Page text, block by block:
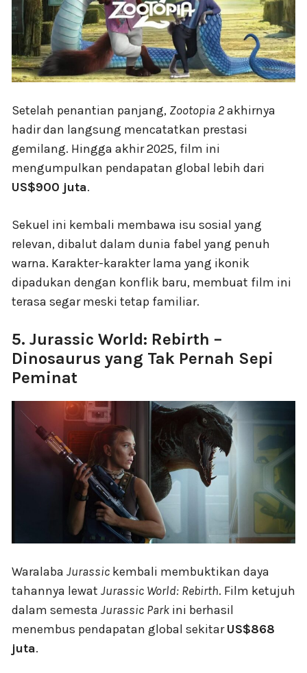
Setelah penantian panjang, Zootopia 2akhirnya
hadir dan langsung mencatatkan prestasi
gemilang. Hingga akhir 2025, film ini
mengumpulkan pendapatan global lebih dari
US$900 juta.
Sekuel ini kembali membawa isu sosial yang
relevan, dibalut dalam dunia fabel yang penuh
warna. Karakter-karakter lama yang ikonik
dipadukan dengan konflik baru, membuat film ini
terasa segar meski tetap familiar.
5. Jurassic World: Rebirth –
Dinosaurus yang Tak Pernah Sepi
Peminat
Waralaba Jurassic kembali membuktikan daya
tahannya lewat Jurassic World: Rebirth. Film ketujuh
dalam semesta Jurassic Park ini berhasil
menembus pendapatan global sekitarUS$868
juta.